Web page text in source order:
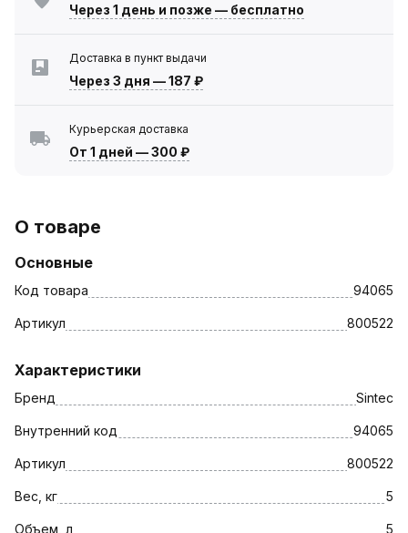
Через 1 день и позже — бесплатно
Доставка в пункт выдачи
Через 3 дня —187 ₽
Курьерская доставка
От 1 дней —300 ₽
О товаре
Основные
Код товара 94065
Артикул 800522
Характеристики
Бренд Sintec
Внутренний код 94065
Артикул 800522
Вес, кг 5
Объем, л 5